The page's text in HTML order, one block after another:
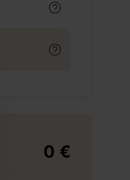
0 €